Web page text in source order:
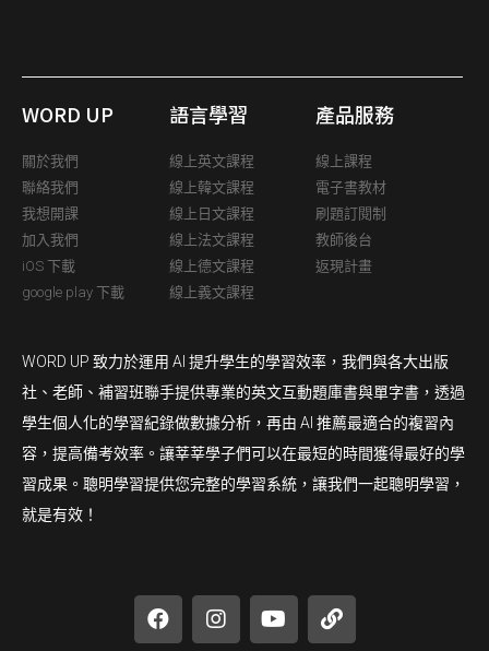
WORD UP
關於我們
聯絡我們
我想開課
加入我們
iOS 下載
google play 下載
語言學習
線上英文課程
線上韓文課程
線上日文課程
線上法文課程
線上德文課程
線上義文課程
產品服務
線上課程
電子書教材
刷題訂閱制
教師後台
返現計畫
WORD UP 致力於運用 AI 提升學生的學習效率，我們與各大出版
社、老師、補習班聯手提供專業的英文互動題庫書與單字書，透過
學生個人化的學習紀錄做數據分析，再由 AI 推薦最適合的複習內
容，提高備考效率。讓莘莘學子們可以在最短的時間獲得最好的學
習成果。聰明學習提供您完整的學習系統，讓我們一起聰明學習，
就是有效！